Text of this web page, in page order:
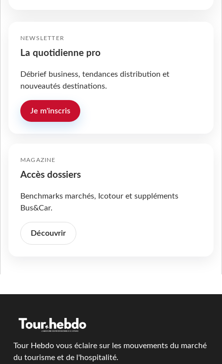
NEWSLETTER
La quotidienne pro
Débrief business, tendances distribution et
nouveautés destinations.
Je m'inscris
MAGAZINE
Accès dossiers
Benchmarks marchés, Icotour et suppléments
Bus&Car.
Découvrir
Tour Hebdo vous éclaire sur les mouvements du marché
du tourisme et de l'hospitalité.